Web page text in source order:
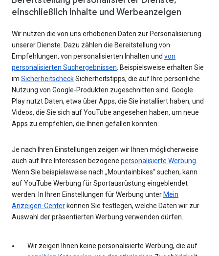
einschließlich Inhalte und Werbeanzeigen
Wir nutzen die von uns erhobenen Daten zur Personalisierung
unserer Dienste. Dazu zählen die Bereitstellung von
Empfehlungen, von personalisierten Inhalten und von
personalisierten Suchergebnissen . Beispielsweise erhalten Sie
im SicherheitscheckSicherheitstipps, die auf Ihre persönliche
Nutzung von Google-Produkten zugeschnitten sind. Google
Play nutzt Daten, etwa über Apps, die Sie installiert haben, und
Videos, die Sie sich auf YouTube angesehen haben, um neue
Apps zu empfehlen, die Ihnen gefallen könnten.
Je nach Ihren Einstellungen zeigen wir Ihnen möglicherweise
auch auf Ihre Interessen bezogene personalisierte Werbung
Wenn Sie beispielsweise nach „Mountainbikes“ suchen, kann
auf YouTube Werbung für Sportausrüstung eingeblendet
werden. In Ihren Einstellungen für Werbung unter Mein
Anzeigen-Center können Sie festlegen, welche Daten wir zur
Auswahl der präsentierten Werbung verwenden dürfen.
Wir zeigen Ihnen keine personalisierte Werbung, die auf